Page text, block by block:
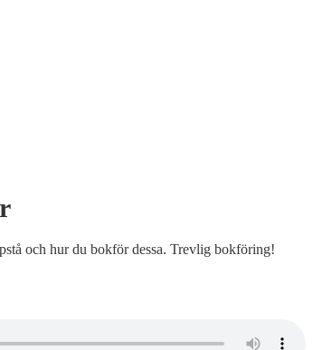
och hur du bokför dessa. Trevlig bokföring!